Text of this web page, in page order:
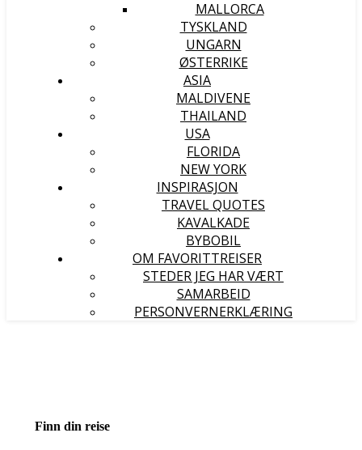
MALLORCA
TYSKLAND
UNGARN
ØSTERRIKE
ASIA
MALDIVENE
THAILAND
USA
FLORIDA
NEW YORK
INSPIRASJON
TRAVEL QUOTES
KAVALKADE
BYBOBIL
OM FAVORITTREISER
STEDER JEG HAR VÆRT
SAMARBEID
PERSONVERNERKLÆRING
Finn din reise